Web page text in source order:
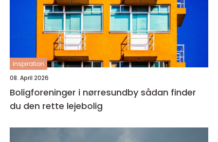
inspiration
08. April 2026
Boligforeninger i nørresundby sådan finder
du den rette lejebolig